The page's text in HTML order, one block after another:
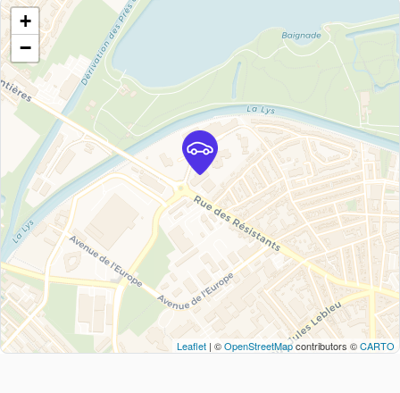
+
−
Leaflet | ©OpenStreetMapcontributors ©CARTO